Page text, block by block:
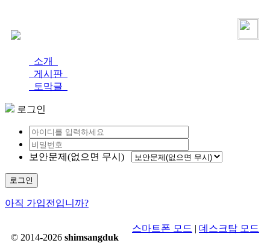
소개
게시판
토막글
로그인
보안문제(없으면 무시)
로그인
아직 가입전입니까?
© 2014-2026 shimsangduk
스마트폰 모드 | 데스크탑 모드